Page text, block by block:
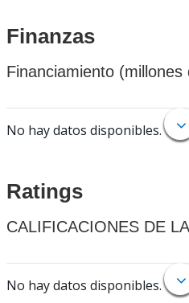
Finanzas
Financiamiento (millones
No hay datos disponibles.
Ratings
CALIFICACIONES DE
No hay datos disponibles.